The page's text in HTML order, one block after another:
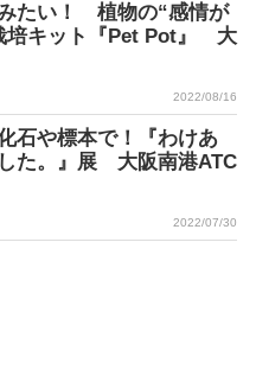
たい！ 植物の“感情が
培キット『Pet Pot』 大
2022/08/16
石や標本で！『わけあ
た。』展 大阪南港ATC
2022/07/30